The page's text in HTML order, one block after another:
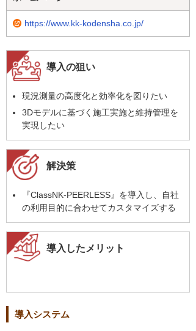
https://www.kk-kodensha.co.jp/
導入の狙い
現況測量の高度化と効率化を図りたい
3Dモデルに基づく施工実施と維持管理を
実現したい
解決策
『ClassNK-PEERLESS』を導入し、自社
の利用目的に合わせてカスタマイズする
導入したメリット
導入システム